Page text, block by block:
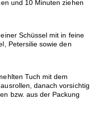
und 10 Minuten ziehen
Schüssel mit in feine
Petersilie sowie den
Tuch mit dem
danach vorsichtig
bzw. aus der Packung